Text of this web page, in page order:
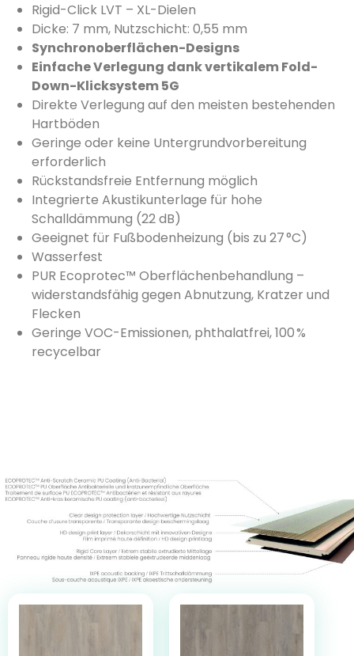
Rigid-Click LVT – XL-Dielen
Dicke: 7 mm, Nutzschicht: 0,55 mm
Synchronoberflächen-Designs
Einfache Verlegung dank vertikalem Fold-
Down-Klicksystem 5G
Direkte Verlegung auf den meisten bestehenden
Hartböden
Geringe oder keine Untergrundvorbereitung
erforderlich
Rückstandsfreie Entfernung möglich
Integrierte Akustikunterlage für hohe
Schalldämmung (22 dB)
Geeignet für Fußbodenheizung (bis zu 27 °C)
Wasserfest
PUR Ecoprotec™ Oberflächenbehandlung –
widerstandsfähig gegen Abnutzung, Kratzer und
Flecken
Geringe VOC-Emissionen, phthalatfrei, 100 %
recycelbar